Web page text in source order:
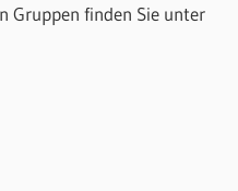
Gruppen finden Sie unter